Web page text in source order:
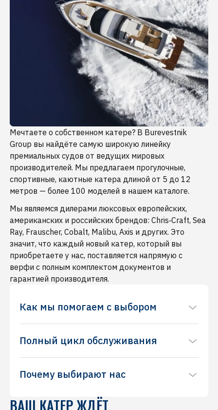
Мечтаете о собственном катере? В Burevestnik
Group вы найдёте самую широкую линейку
премиальных судов от ведущих мировых
производителей. Мы предлагаем прогулочные,
спортивные, каютные катера длиной от 5 до 12
метров — более 100 моделей в нашем каталоге.
Мы являемся дилерами люксовых европейских,
американских и российских брендов: Chris‑Craft, Sea
Ray, Frauscher, Cobalt, Malibu, Axis и других. Это
значит, что каждый новый катер, который вы
приобретаете у нас, поставляется напрямую с
верфи с полным комплектом документов и
гарантией производителя.
Как мы помогаем с выбором
процесс, требующий основательного подхода
задачи: для семейных прогулок, водных видов
желанию организуем тест‑драйв на акватории
Полный цикл обслуживания
процесс, требующий основательного подхода
помогут подобрать модель именно под ваши
Почему выбирают нас
Понимаем, что выбор катера — непростой
ВАШ КАТЕР ЖДЁТ